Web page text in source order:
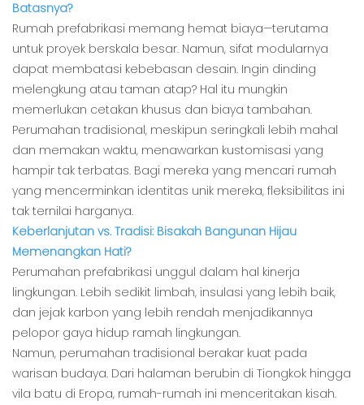
Batasnya?
Rumah prefabrikasi memang hemat biaya—terutama
untuk proyek berskala besar. Namun, sifat modularnya
dapat membatasi kebebasan desain. Ingin dinding
melengkung atau taman atap? Hal itu mungkin
memerlukan cetakan khusus dan biaya tambahan.
Perumahan tradisional, meskipun seringkali lebih mahal
dan memakan waktu, menawarkan kustomisasi yang
hampir tak terbatas. Bagi mereka yang mencari rumah
yang mencerminkan identitas unik mereka, fleksibilitas ini
tak ternilai harganya.
Keberlanjutan vs. Tradisi: Bisakah Bangunan Hijau
Memenangkan Hati?
Perumahan prefabrikasi unggul dalam hal kinerja
lingkungan. Lebih sedikit limbah, insulasi yang lebih baik,
dan jejak karbon yang lebih rendah menjadikannya
pelopor gaya hidup ramah lingkungan.
Namun, perumahan tradisional berakar kuat pada
warisan budaya. Dari halaman berubin di Tiongkok hingga
vila batu di Eropa, rumah-rumah ini menceritakan kisah.